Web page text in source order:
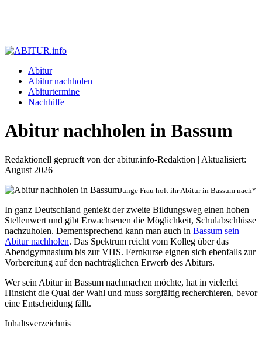
Abitur
Abitur nachholen
Abiturtermine
Nachhilfe
Abitur nachholen in Bassum
Redaktionell geprueft von der abitur.info-Redaktion | Aktualisiert:
August 2026
Junge Frau holt ihr Abitur in Bassum nach*
In ganz Deutschland genießt der zweite Bildungsweg einen hohen
Stellenwert und gibt Erwachsenen die Möglichkeit, Schulabschlüsse
nachzuholen. Dementsprechend kann man auch in Bassum sein
Abitur nachholen. Das Spektrum reicht vom Kolleg über das
Abendgymnasium bis zur VHS. Fernkurse eignen sich ebenfalls zur
Vorbereitung auf den nachträglichen Erwerb des Abiturs.
Wer sein Abitur in Bassum nachmachen möchte, hat in vielerlei
Hinsicht die Qual der Wahl und muss sorgfältig recherchieren, bevor
eine Entscheidung fällt.
Inhaltsverzeichnis